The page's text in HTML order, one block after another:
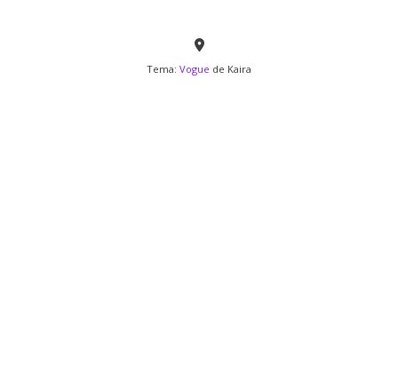
Tema: Vogue de Kaira